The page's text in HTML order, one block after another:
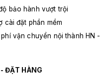
bảo hành vượt trội
cài đặt phần mềm
phí vận chuyển nội thành HN -
ĐẶT HÀNG